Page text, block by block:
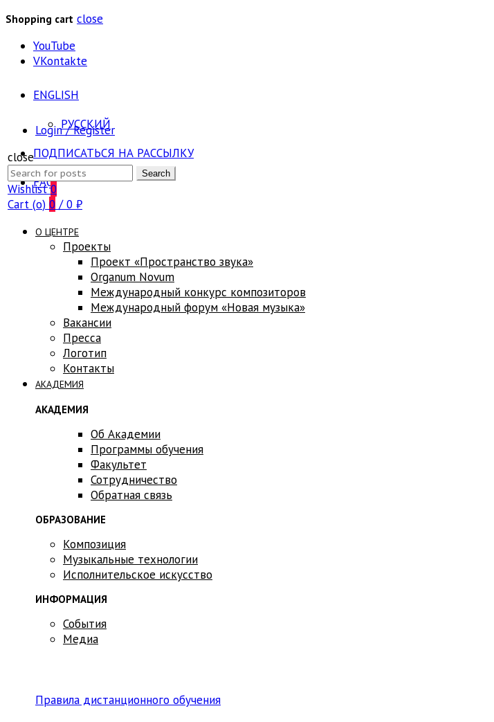
Shopping cart close
YouTube
VKontakte
ENGLISH
РУССКИЙ
ПОДПИСАТЬСЯ НА РАССЫЛКУ
FAQ
Login / Register
close
Search
for:
Search
Wishlist0
Cart (o) 0 / 0 ₽
О ЦЕНТРЕ
Проекты
Проект «Пространство звука»
Оrganum Novum
Международный конкурс композиторов
Международный форум «Новая музыка»
Вакансии
Пресса
Логотип
Контакты
АКАДЕМИЯ
АКАДЕМИЯ
Об Академии
Программы обучения
Факультет
Сотрудничество
Обратная связь
ОБРАЗОВАНИЕ
Композиция
Музыкальные технологии
Исполнительское искусство
ИНФОРМАЦИЯ
События
Медиа
Правила дистанционного обучения